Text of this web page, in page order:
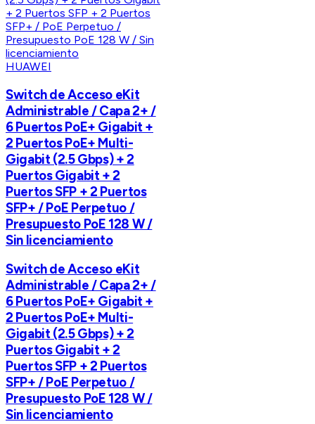
HUAWEI
Switch de Acceso eKit
Administrable / Capa 2+ /
6 Puertos PoE+ Gigabit +
2 Puertos PoE+ Multi-
Gigabit (2.5 Gbps) + 2
Puertos Gigabit + 2
Puertos SFP + 2 Puertos
SFP+ / PoE Perpetuo /
Presupuesto PoE 128 W /
Sin licenciamiento
Switch de Acceso eKit
Administrable / Capa 2+ /
6 Puertos PoE+ Gigabit +
2 Puertos PoE+ Multi-
Gigabit (2.5 Gbps) + 2
Puertos Gigabit + 2
Puertos SFP + 2 Puertos
SFP+ / PoE Perpetuo /
Presupuesto PoE 128 W /
Sin licenciamiento